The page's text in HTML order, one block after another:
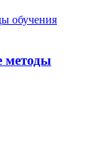
методы